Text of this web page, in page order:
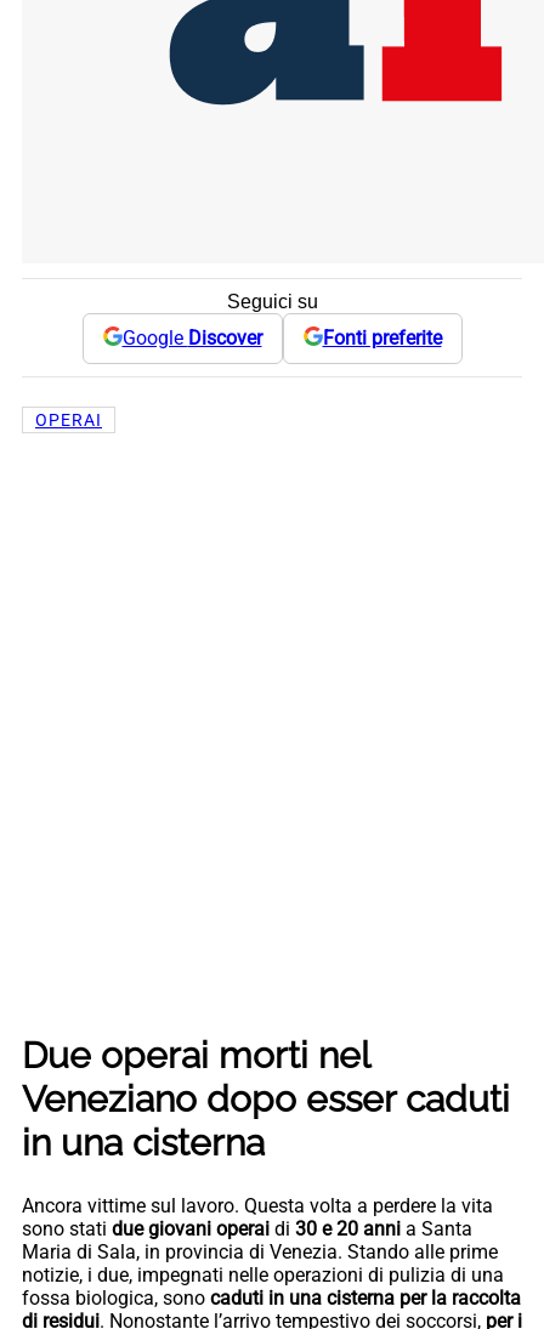
Seguici su
Google Discover Fonti preferite
OPERAI
Due operai morti nel
Veneziano dopo esser caduti
in una cisterna
Ancora vittime sul lavoro. Questa volta a perdere la vita
sono stati due giovani operai di 30 e 20 anni a Santa
Maria di Sala, in provincia di Venezia. Stando alle prime
notizie, i due, impegnati nelle operazioni di pulizia di una
fossa biologica, sono caduti in una cisterna per la raccolta
di residui. Nonostante l’arrivo tempestivo dei soccorsi, per i